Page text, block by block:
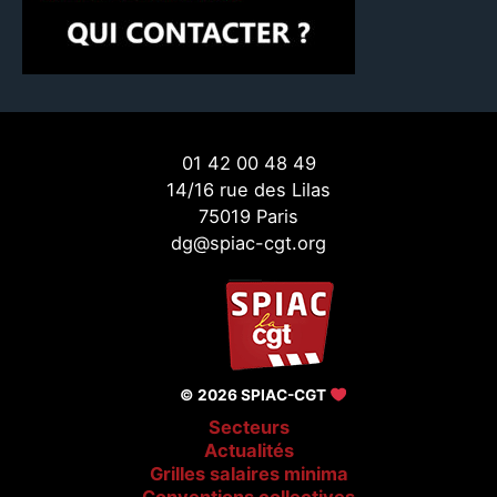
01 42 00 48 49
14/16 rue des Lilas
75019 Paris
dg@spiac-cgt.org
© 2026 SPIAC-CGT
Secteurs
Actualités
Grilles salaires minima